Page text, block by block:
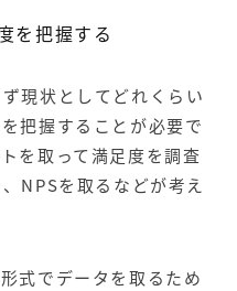
を把握する
現状としてどれくらい
把握することが必要で
を取って満足度を調査
NPSを取るなどが考え
式でデータを取るため